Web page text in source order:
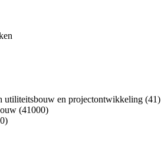
utiliteitsbouw en projectontwikkeling (41)
(41000)